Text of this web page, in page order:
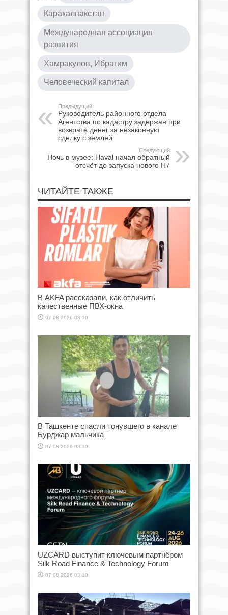
Каракалпакстан
Международная ассоциация
развития
Хамракулов, Ибрагим
Человеческий капитал
Предыдущий
Руководитель районного отдела
Агентства по кадастру задержан при
возврате денег за незаконную
сделку с землей
Следующий
Ночь в музее: Haval начал обратный
отсчёт до запуска нового H7
ЧИТАЙТЕ ТАКЖЕ
В AKFA рассказали, как отличить
качественные ПВХ-окна
07.08.2026 03:10
В Ташкенте спасли тонувшего в канале
Бурджар мальчика
07.08.2026 03:10
UZCARD выступит ключевым партнёром
Silk Road Finance & Technology Forum
07.08.2026 03:10